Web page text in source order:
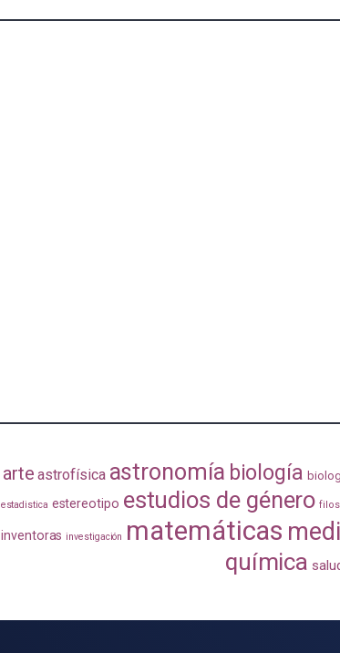
arte astrofísica astronomía biología
estadistica estereotipo estudios de género
inventoras investigación matemáticas
química